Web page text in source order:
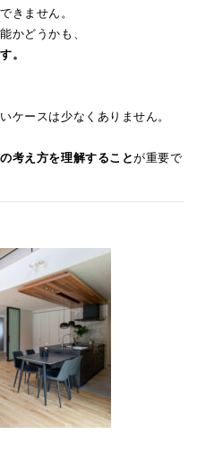
きません。
かどうかも、
。
ケースは少なくありません。
考え方を理解することが重要で